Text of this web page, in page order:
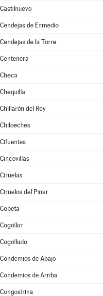
Castilnuevo
Cendejas de Enmedio
Cendejas de la Torre
Centenera
Checa
Chequilla
Chillarón del Rey
Chiloeches
Cifuentes
Cincovillas
Ciruelas
Ciruelos del Pinar
Cobeta
Cogollor
Cogolludo
Condemios de Abajo
Condemios de Arriba
Congostrina